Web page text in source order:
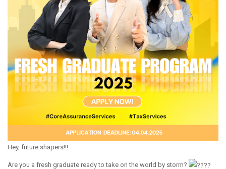
Hey, future shapers!!!
Are you a fresh graduate ready to take on the world by storm?